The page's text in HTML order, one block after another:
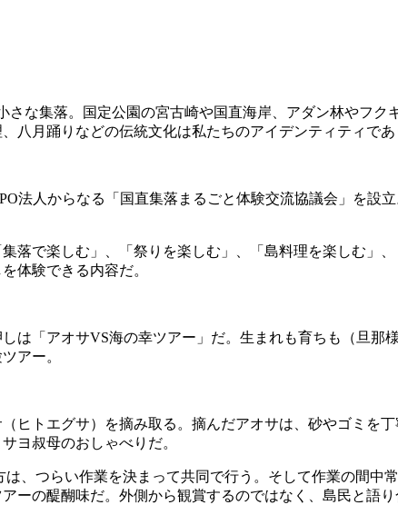
な集落。国定公園の宮古崎や国直海岸、アダン林やフ
八月踊りなどの伝統文化は私たちのアイデンティティであ
法人からなる「国直集落まるごと体験交流協議会」を設
落で楽しむ」、「祭りを楽しむ」、「島料理を楽しむ」
体験できる内容だ。
は「アオサVS海の幸ツアー」だ。生まれも育ちも（旦
アー。
ヒトエグサ）を摘み取る。摘んだアオサは、砂やゴミを
ヨ叔母のおしゃべりだ。
は、つらい作業を決まって共同で行う。そして作業の間中
ーの醍醐味だ。外側から観賞するのではなく、島民と語